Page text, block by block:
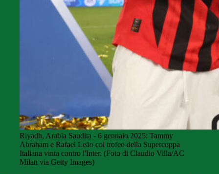
Riyadh, Arabia Saudita - 6 gennaio 2025: Tammy
Abraham e Rafael Leão col trofeo della Supercoppa
Italiana vinta contro l'Inter. (Foto di Claudio Villa/AC
Milan via Getty Images)